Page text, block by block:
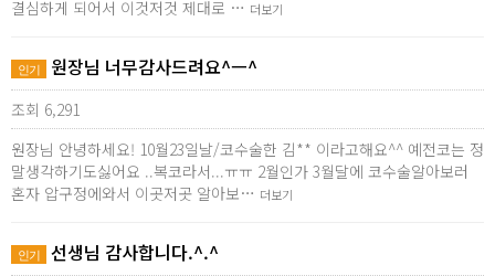
결심하게 되어서 이것저것 제대로 … 더보기
인기 원장님 너무감사드려요^ㅡ^
조회 6,291
원장님 안녕하세요! 10월23일날/코수술한 김** 이라고해요^^ 예전코는 정
말생각하기도싫어요 ..복코라서...ㅠㅠ 2월인가 3월달에 코수술알아보러
혼자 압구정에와서 이곳저곳 알아보… 더보기
인기 선생님 감사합니다.^.^